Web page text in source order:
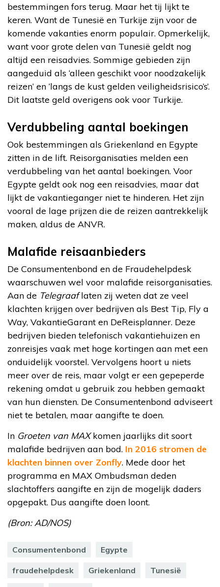
bestemmingen fors terug. Maar het tij lijkt te
keren. Want de Tunesië en Turkije zijn voor de
komende vakanties enorm populair. Opmerkelijk,
want voor grote delen van Tunesië geldt nog
altijd een reisadvies. Sommige gebieden zijn
aangeduid als ‘alleen geschikt voor noodzakelijk
reizen’ en ‘langs de kust gelden veiligheidsrisico’s’.
Dit laatste geld overigens ook voor Turkije.
Verdubbeling aantal boekingen
Ook bestemmingen als Griekenland en Egypte
zitten in de lift. Reisorganisaties melden een
verdubbeling van het aantal boekingen. Voor
Egypte geldt ook nog een reisadvies, maar dat
lijkt de vakantieganger niet te hinderen. Het zijn
vooral de lage prijzen die de reizen aantrekkelijk
maken, aldus de ANVR.
Malafide reisaanbieders
De Consumentenbond en de Fraudehelpdesk
waarschuwen wel voor malafide reisorganisaties.
Aan de Telegraaflaten zij weten dat ze veel
klachten krijgen over bedrijven als Best Tip, Fly a
Way, VakantieGarant en DeReisplanner. Deze
bedrijven bieden telefonisch vakantiehuizen en
zonreisjes vaak met hoge kortingen aan met een
onduidelijk voorstel. Vervolgens hoort u niets
meer over de reis, maar volgt er een gepeperde
rekening omdat u gebruik zou hebben gemaakt
van hun diensten. De Consumentenbond adviseert
niet te betalen, maar aangifte te doen.
In Groeten van MAXkomen jaarlijks dit soort
malafide bedrijven aan bod. In 2016 stromen de
klachten binnen over Zonfly. Mede door het
programma en MAX Ombudsman deden
slachtoffers aangifte en zijn de mogelijk daders
opgepakt. Dus aangifte doen loont.
(Bron: AD/NOS)
Consumentenbond Egypte
fraudehelpdesk Griekenland Tunesië